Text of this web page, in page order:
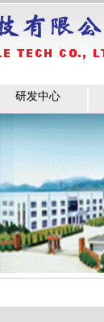
研发中心